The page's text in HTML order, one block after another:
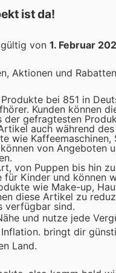
ist da!
von 1. Februar
Aktionen und
bei 851 in
Kunden können
der gefragtesten
auch während
wie
von
von Puppen bis hin
für Kinder und können
wie Make-up,
diese Artikel zu
verfügbar sind.
und nutze jede
bringt dir
Land.